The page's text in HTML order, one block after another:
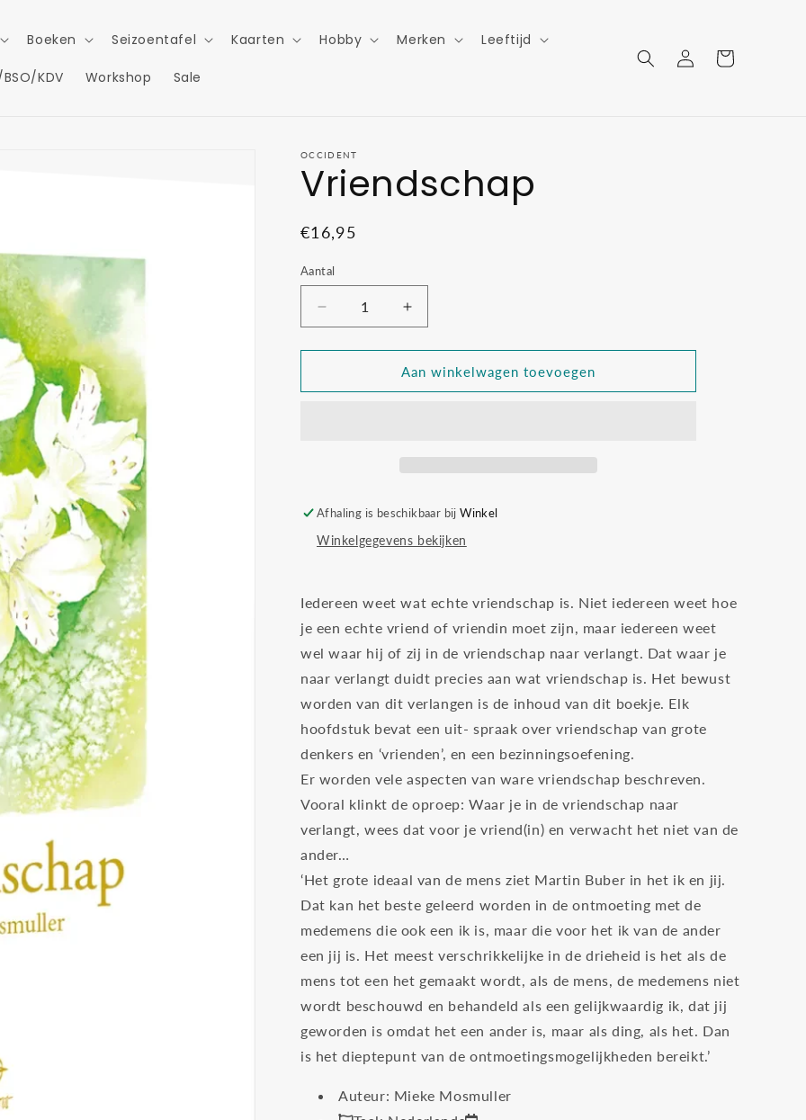
Boeken Seizoentafel Kaarten Hobby Merken Leeftijd
KDV Workshop Sale
Inloggen
Winkelwagen
OCCIDENT
Vriendschap
Normale
€16,95
Aantal
Aantal
verlagen
voor
Vriendschap
Aantal
verhogen
voor
Vriendschap
Aan winkelwagen toevoegen
Afhaling is beschikbaar bijWinkel
Winkelgegevens bekijken
Iedereen weet wat echte vriendschap is. Niet iedereen weet hoe
je een echte vriend of vriendin moet zijn, maar iedereen weet
wel waar hij of zij in de vriendschap naar verlangt. Dat waar je
naar verlangt duidt precies aan wat vriendschap is. Het bewust
worden van dit verlangen is de inhoud van dit boekje. Elk
hoofdstuk bevat een uit- spraak over vriendschap van grote
denkers en ‘vrienden’, en een bezinningsoefening.
Er worden vele aspecten van ware vriendschap beschreven.
Vooral klinkt de oproep: Waar je in de vriendschap naar
verlangt, wees dat voor je vriend(in) en verwacht het niet van de
ander…
‘Het grote ideaal van de mens ziet Martin Buber in het ik en jij.
Dat kan het beste geleerd worden in de ontmoeting met de
medemens die ook een ik is, maar die voor het ik van de ander
een jij is. Het meest verschrikkelijke in de drieheid is het als de
mens tot een het gemaakt wordt, als de mens, de medemens niet
wordt beschouwd en behandeld als een gelijkwaardig ik, dat jij
geworden is omdat het een ander is, maar als ding, als het. Dan
is het dieptepunt van de ontmoetingsmogelijkheden bereikt.’
Auteur: Mieke Mosmuller